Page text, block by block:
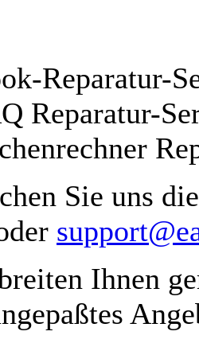
Reparatur-
Reparatur-
Sie uns
Ihnen